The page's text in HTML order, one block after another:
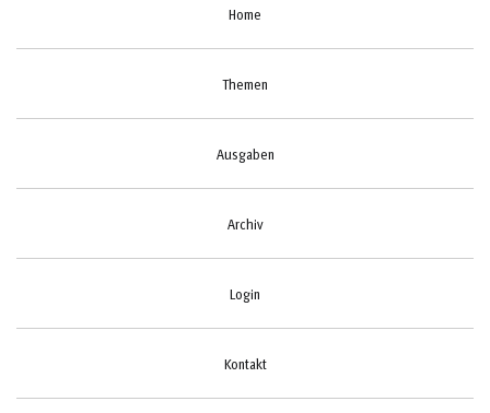
Home
Themen
Ausgaben
Archiv
Login
Kontakt